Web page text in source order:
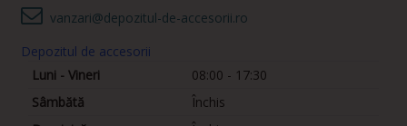
vanzari@depozitul-de-accesorii.ro
Depozitul de accesorii
Luni - Vineri
08:00 - 17:30
Sâmbătă
Închis